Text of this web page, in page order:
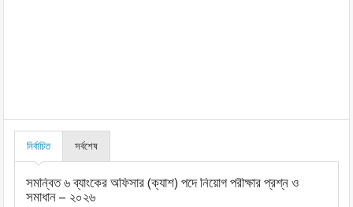
নির্বাচিত সর্বশেষ
সমন্বিত ৬ ব্যাংকের অফিসার (ক্যাশ) পদে নিয়োগ পরীক্ষার প্রশ্ন ও
সমাধান – ২০২৬